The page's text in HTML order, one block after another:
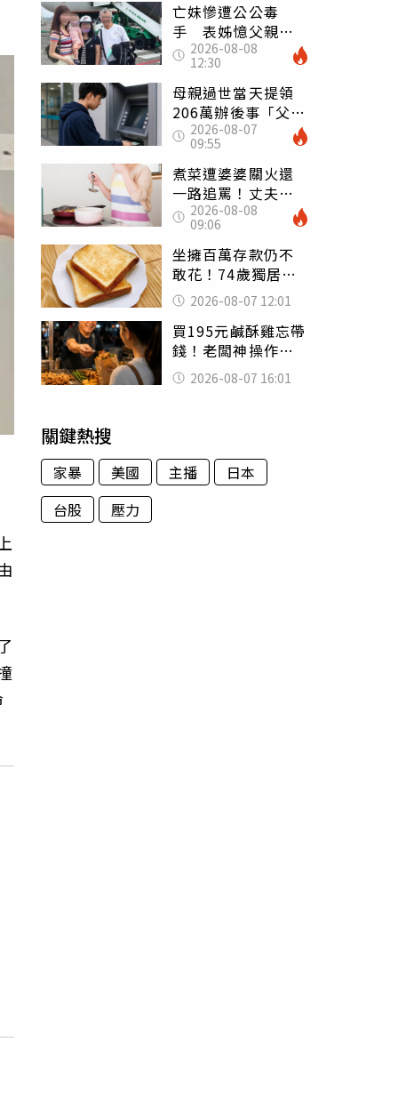
亡妹慘遭公公毒
手 表姊憶父親節
前夕：小舅舅仍到
殯儀館陪她說話
2026-08-08
12:30
母親過世當天提領
206萬辦後事「父子
遭判刑」 律師：
搶錢先下手是罪
2026-08-07
09:55
煮菜遭婆婆關火還
一路追罵！丈夫勸
別計較「媽媽老
了」 人妻超崩
潰：我像台傭
2026-08-08
09:06
坐擁百萬存款仍不
敢花！74歲獨居翁
「1餐只吃1片吐
司」 半年後暴瘦
嚇壞女兒
2026-08-07 12:01
買195元鹹酥雞忘帶
錢！老闆神操作
「倒找5元」 全網
看哭：這就是台灣
2026-08-07 16:01
關鍵熱搜
家暴 美國 主播
日本
台股
壓力